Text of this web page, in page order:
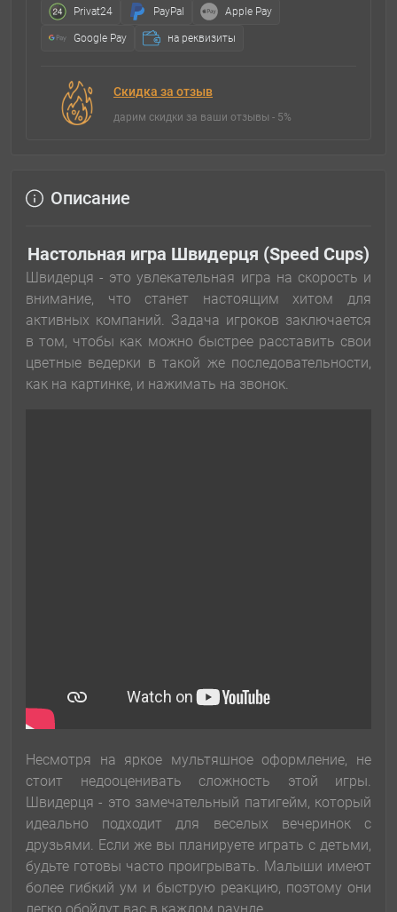
Privat24 PayPal Apple Pay
Google Pay на реквизиты
Скидка за отзыв
дарим скидки за ваши отзывы - 5%
Описание
Настольная игра Швидерця (Speed Cups)
Швидерця - это увлекательная игра на скорость и
внимание, что станет настоящим хитом для
активных компаний. Задача игроков заключается
в том, чтобы как можно быстрее расставить свои
цветные ведерки в такой же последовательности,
как на картинке, и нажимать на звонок.
Несмотря на яркое мультяшное оформление, не
стоит недооценивать сложность этой игры.
Швидерця - это замечательный патигейм, который
идеально подходит для веселых вечеринок с
друзьями. Если же вы планируете играть с детьми,
будьте готовы часто проигрывать. Малыши имеют
более гибкий ум и быструю реакцию, поэтому они